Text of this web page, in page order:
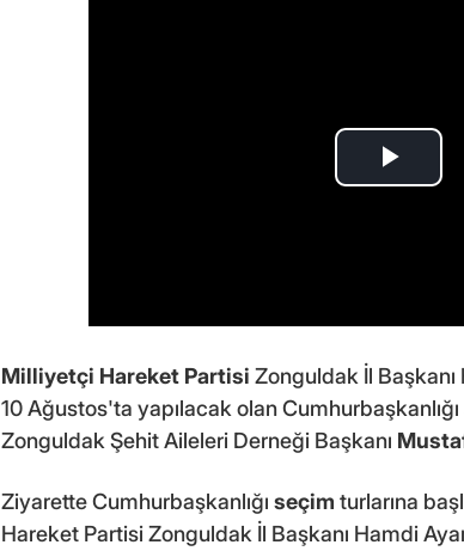
Milliyetçi Hareket Partisi Zonguldak İl
10 Ağustos'ta yapılacak olan
Zonguldak Şehit Aileleri Derneği Başkanı
Ziyarette Cumhurbaşkanlığı seçim turlarına
Hareket Partisi Zonguldak İl Başkanı Hamdi